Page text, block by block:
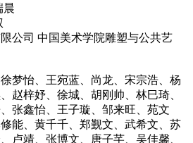
晨
公司 中国美术学院雕塑与公共艺
梦怡、王宛蓝、尚龙、宋宗浩、杨
赵梓妤、徐城、胡刚帅、林巳琦、
张鑫怡、王子璇、邹来旺、苑文
能、黄千千、郑觐文、武希文、苏
卢靖、张博⽂、唐子芊、吴佳馨、